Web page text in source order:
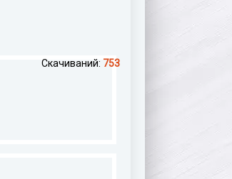
Скачиваний: 753